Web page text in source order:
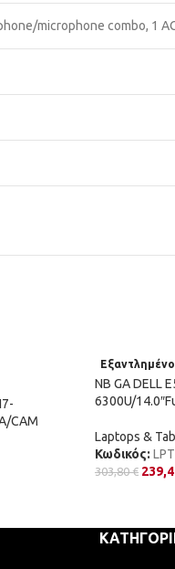
microphone combo, 1
CAM
Εξαντλημένο
NB GA DELL
6300U/
Laptops &
Κωδικός:
303,80€